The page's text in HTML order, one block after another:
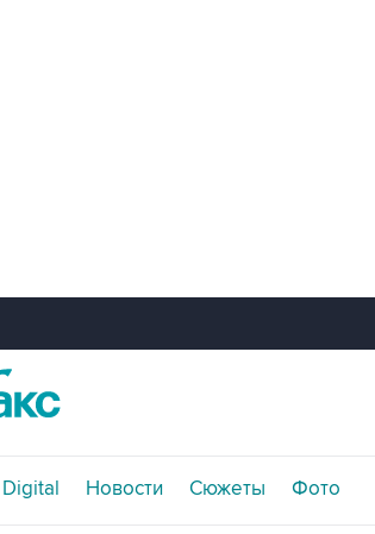
Digital Новости Сюжеты Фото